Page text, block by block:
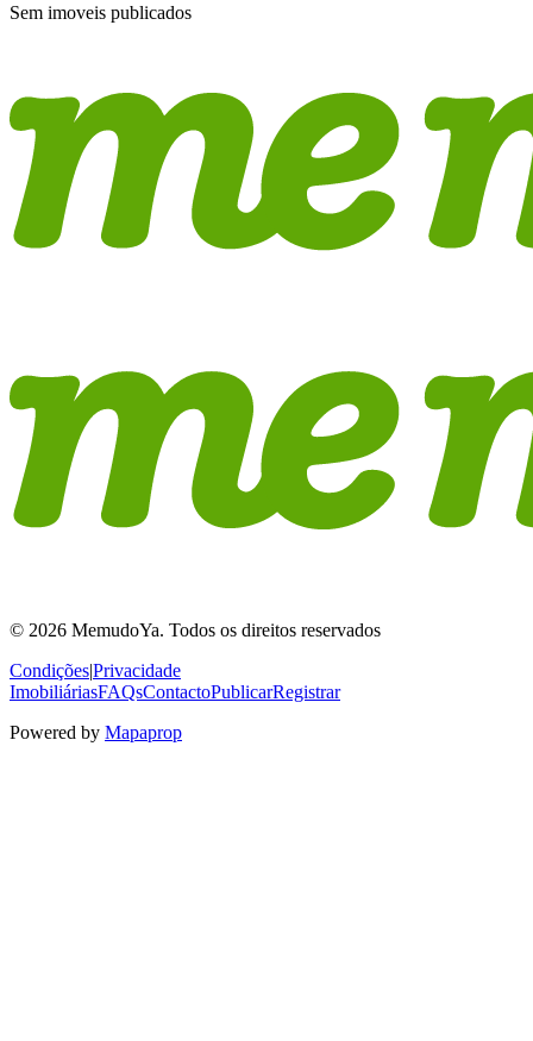
Sem imoveis publicados
© 2026 MemudoYa. Todos os direitos reservados
Condições|Privacidade
ImobiliáriasFAQsContactoPublicarRegistrar
Powered by Mapaprop